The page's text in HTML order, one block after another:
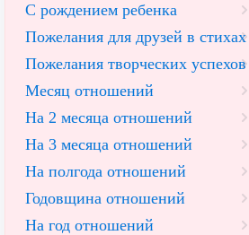
С рождением ребенка
Пожелания для друзей в стихах
Пожелания творческих успехов
Месяц отношений
На 2 месяца отношений
На 3 месяца отношений
На полгода отношений
Годовщина отношений
На год отношений